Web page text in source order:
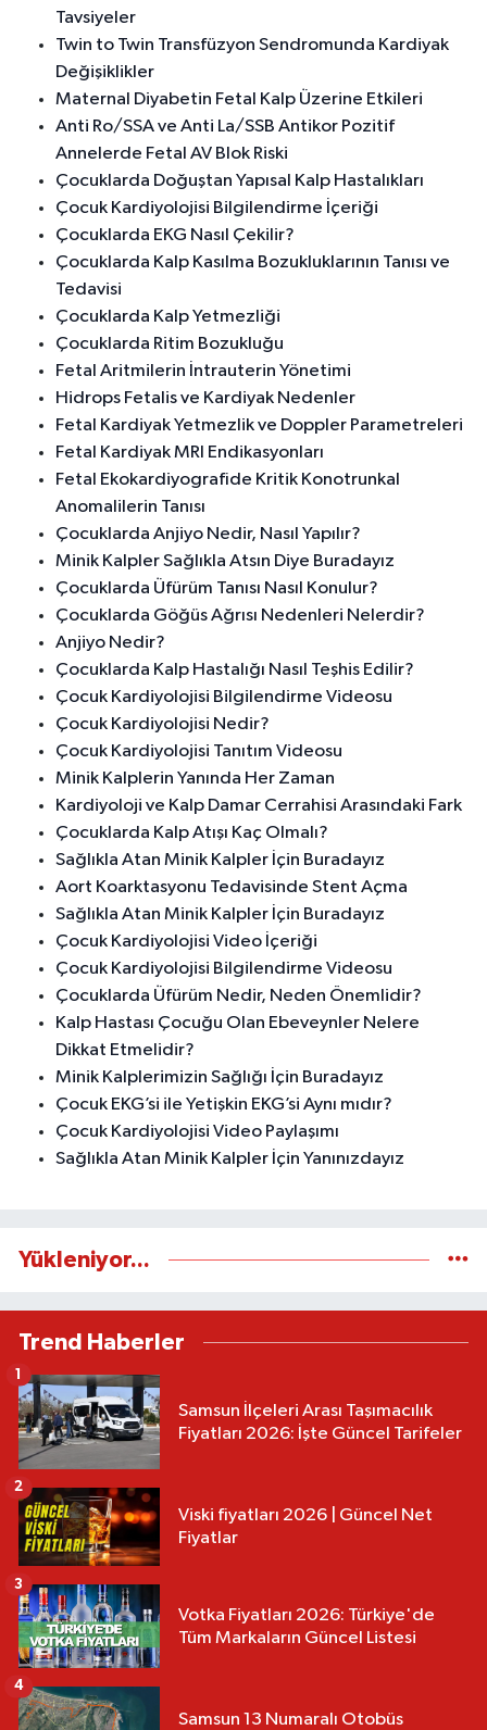
Tavsiyeler
Twin to Twin Transfüzyon Sendromunda Kardiyak
Değişiklikler
Maternal Diyabetin Fetal Kalp Üzerine Etkileri
Anti Ro/SSA ve Anti La/SSB Antikor Pozitif
Annelerde Fetal AV Blok Riski
Çocuklarda Doğuştan Yapısal Kalp Hastalıkları
Çocuk Kardiyolojisi Bilgilendirme İçeriği
Çocuklarda EKG Nasıl Çekilir?
Çocuklarda Kalp Kasılma Bozukluklarının Tanısı ve
Tedavisi
Çocuklarda Kalp Yetmezliği
Çocuklarda Ritim Bozukluğu
Fetal Aritmilerin İntrauterin Yönetimi
Hidrops Fetalis ve Kardiyak Nedenler
Fetal Kardiyak Yetmezlik ve Doppler Parametreleri
Fetal Kardiyak MRI Endikasyonları
Fetal Ekokardiyografide Kritik Konotrunkal
Anomalilerin Tanısı
Çocuklarda Anjiyo Nedir, Nasıl Yapılır?
Minik Kalpler Sağlıkla Atsın Diye Buradayız
Çocuklarda Üfürüm Tanısı Nasıl Konulur?
Çocuklarda Göğüs Ağrısı Nedenleri Nelerdir?
Anjiyo Nedir?
Çocuklarda Kalp Hastalığı Nasıl Teşhis Edilir?
Çocuk Kardiyolojisi Bilgilendirme Videosu
Çocuk Kardiyolojisi Nedir?
Çocuk Kardiyolojisi Tanıtım Videosu
Minik Kalplerin Yanında Her Zaman
Kardiyoloji ve Kalp Damar Cerrahisi Arasındaki Fark
Çocuklarda Kalp Atışı Kaç Olmalı?
Sağlıkla Atan Minik Kalpler İçin Buradayız
Aort Koarktasyonu Tedavisinde Stent Açma
Sağlıkla Atan Minik Kalpler İçin Buradayız
Çocuk Kardiyolojisi Video İçeriği
Çocuk Kardiyolojisi Bilgilendirme Videosu
Çocuklarda Üfürüm Nedir, Neden Önemlidir?
Kalp Hastası Çocuğu Olan Ebeveynler Nelere
Dikkat Etmelidir?
Minik Kalplerimizin Sağlığı İçin Buradayız
Çocuk EKG’si ile Yetişkin EKG’si Aynı mıdır?
Çocuk Kardiyolojisi Video Paylaşımı
Sağlıkla Atan Minik Kalpler İçin Yanınızdayız
Yükleniyor...
Trend Haberler
Samsun İlçeleri Arası Taşımacılık
Fiyatları 2026: İşte Güncel Tarifeler
1
Viski fiyatları 2026 | Güncel Net
Fiyatlar
2
Votka Fiyatları 2026: Türkiye'de
Tüm Markaların Güncel Listesi
3
Samsun 13 Numaralı Otobüs
4